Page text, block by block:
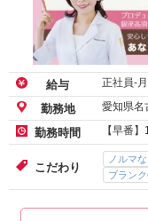
給与 正社員-
勤務地 愛知県名
勤務時間
こだわり
ノルマな
ブラン